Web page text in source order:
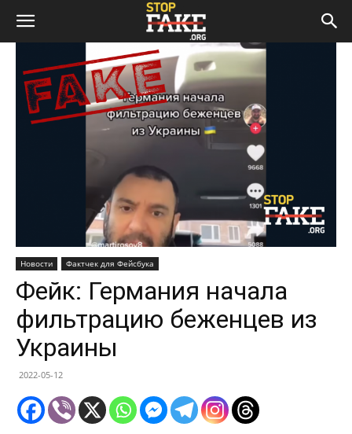
Новости Фактчек для Фейсбука
Фейк: Германия начала
фильтрацию беженцев из
Украины
2022-05-12